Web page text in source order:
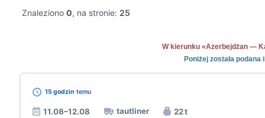
Znaleziono 0, na stronie: 25
W kierunku «Azerbejdżan —
Poniżej została
15 godzin temu
11.08–12.08 tautliner 22 t